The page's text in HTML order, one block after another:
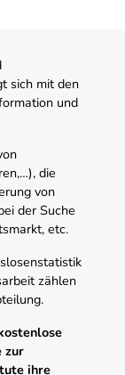
sich mit den
und
die
von
der Suche
etc.
zählen
zur
ihre